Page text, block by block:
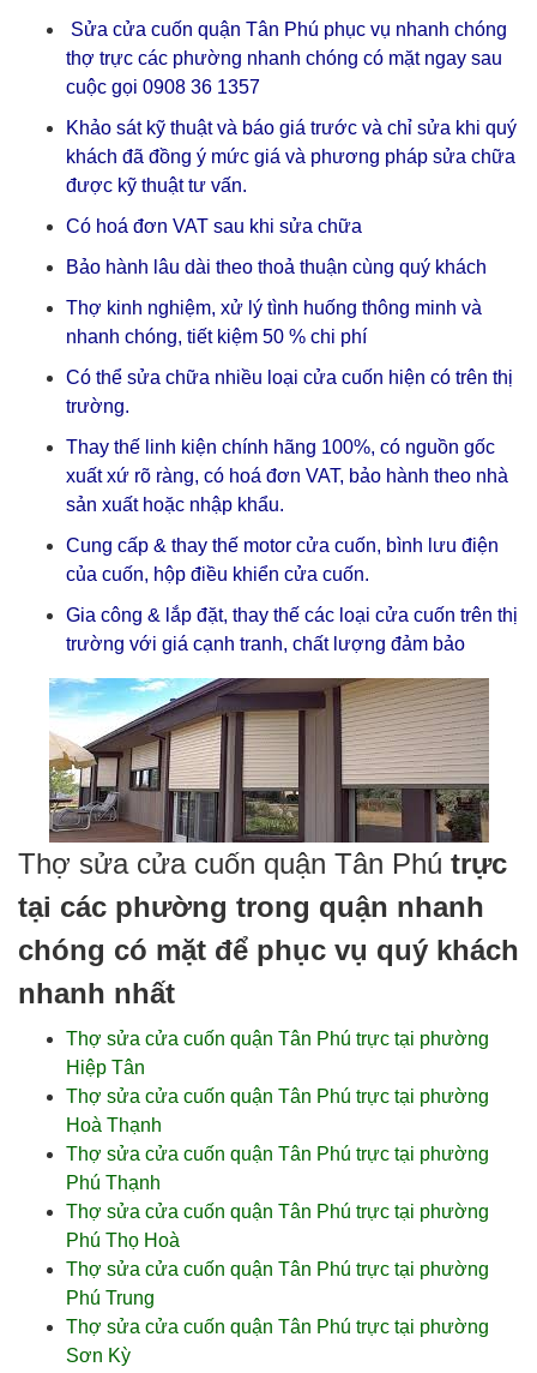
Sửa cửa cuốn quận Tân Phú phục vụ nhanh chóng
thợ trực các phường nhanh chóng có mặt ngay sau
cuộc gọi 0908 36 1357
Khảo sát kỹ thuật và báo giá trước và chỉ sửa khi quý
khách đã đồng ý mức giá và phương pháp sửa chữa
được kỹ thuật tư vấn.
Có hoá đơn VAT sau khi sửa chữa
Bảo hành lâu dài theo thoả thuận cùng quý khách
Thợ kinh nghiệm, xử lý tình huống thông minh và
nhanh chóng, tiết kiệm 50 % chi phí
Có thể sửa chữa nhiều loại cửa cuốn hiện có trên thị
trường.
Thay thế linh kiện chính hãng 100%, có nguồn gốc
xuất xứ rõ ràng, có hoá đơn VAT, bảo hành theo nhà
sản xuất hoặc nhập khẩu.
Cung cấp & thay thế motor cửa cuốn, bình lưu điện
của cuốn, hộp điều khiển cửa cuốn.
Gia công & lắp đặt, thay thế các loại cửa cuốn trên thị
trường với giá cạnh tranh, chất lượng đảm bảo
Thợ sửa cửa cuốn quận Tân Phú trực
tại các phường trong quận nhanh
chóng có mặt để phục vụ quý khách
nhanh nhất
Thợ sửa cửa cuốn quận Tân Phú trực tại phường
Hiệp Tân
Thợ sửa cửa cuốn quận Tân Phú trực tại phường
Hoà Thạnh
Thợ sửa cửa cuốn quận Tân Phú trực tại phường
Phú Thạnh
Thợ sửa cửa cuốn quận Tân Phú trực tại phường
Phú Thọ Hoà
Thợ sửa cửa cuốn quận Tân Phú trực tại phường
Phú Trung
Thợ sửa cửa cuốn quận Tân Phú trực tại phường
Sơn Kỳ